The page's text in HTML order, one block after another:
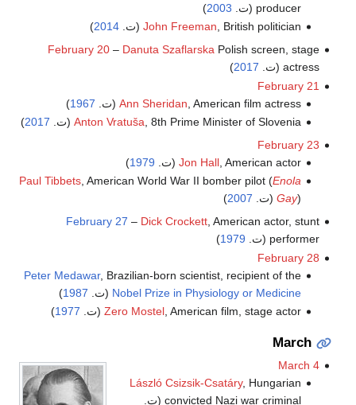
producer (ت.
2003
)
John Freeman, British politician (ت. 2014
)
February 20– Danuta SzaflarskaPolish screen, stage
actress (ت.
2017
)
February 21
Ann Sheridan , American film actress (ت. 1967
)
Anton Vratuša , 8th Prime Minister of Slovenia (ت. 2017
)
February 23
Jon Hall , American actor (ت. 1979
)
Paul Tibbets, American World War II bomber pilot (Enola
Gay) (ت. 2007
)
February 27 – Dick Crockett, American actor, stunt
performer (ت.
1979
)
February 28
Peter Medawar, Brazilian-born scientist, recipient of the
Nobel Prize in Physiology or Medicine (ت. 1987
)
Zero Mostel , American film, stage actor (ت. 1977
)
March
March 4
László Csizsik-Csatáry, Hungarian
convicted Nazi war criminal (ت.